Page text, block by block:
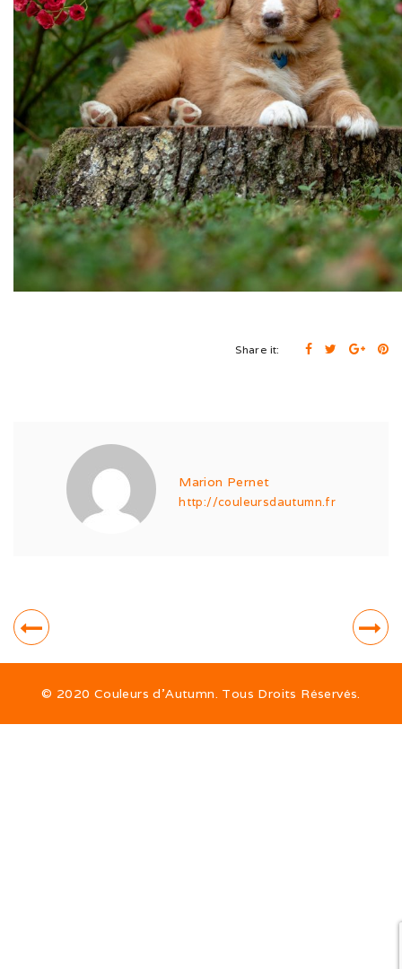
Shaée et Loupa (03/25)
Vacances en Bretagne (07/24)
Après midi coquelicots (06/24)
Expo Saint Pouange (05/24)
Expo de Châlon (05/24)
Expo d’Offenburg (03/24)
Séance grimaces (01/24)
En famille au Ballon d’Alsace (11/21)
Les trois clones (09/21)
Ballon d’Alsace (07/20)
Sociabilisation des chiots
Share it:
Marion Pernet
http://couleursdautumn.fr
© 2020 Couleurs d’Autumn. Tous Droits Réservés.